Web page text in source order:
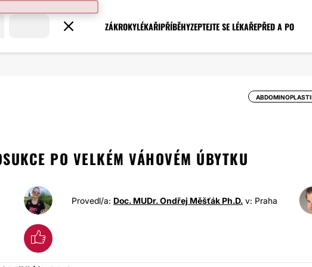
ZÁKROKYLÉKAŘIPŘÍBĚHYZEPTEJTE SE LÉKAŘEPŘED A PO
PO VELKÉM VÁHOVÉM ÚBYTKU
Provedl/a: Doc. MUDr. Ondřej Měšťák Ph.D. v: Praha